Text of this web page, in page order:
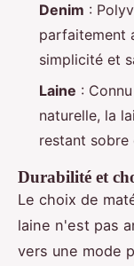
Denim :
parfaitement
simplicité et
Laine :
naturelle, la
restant sobre
Durabilité et
Le choix de
laine n'est pas
vers une mode